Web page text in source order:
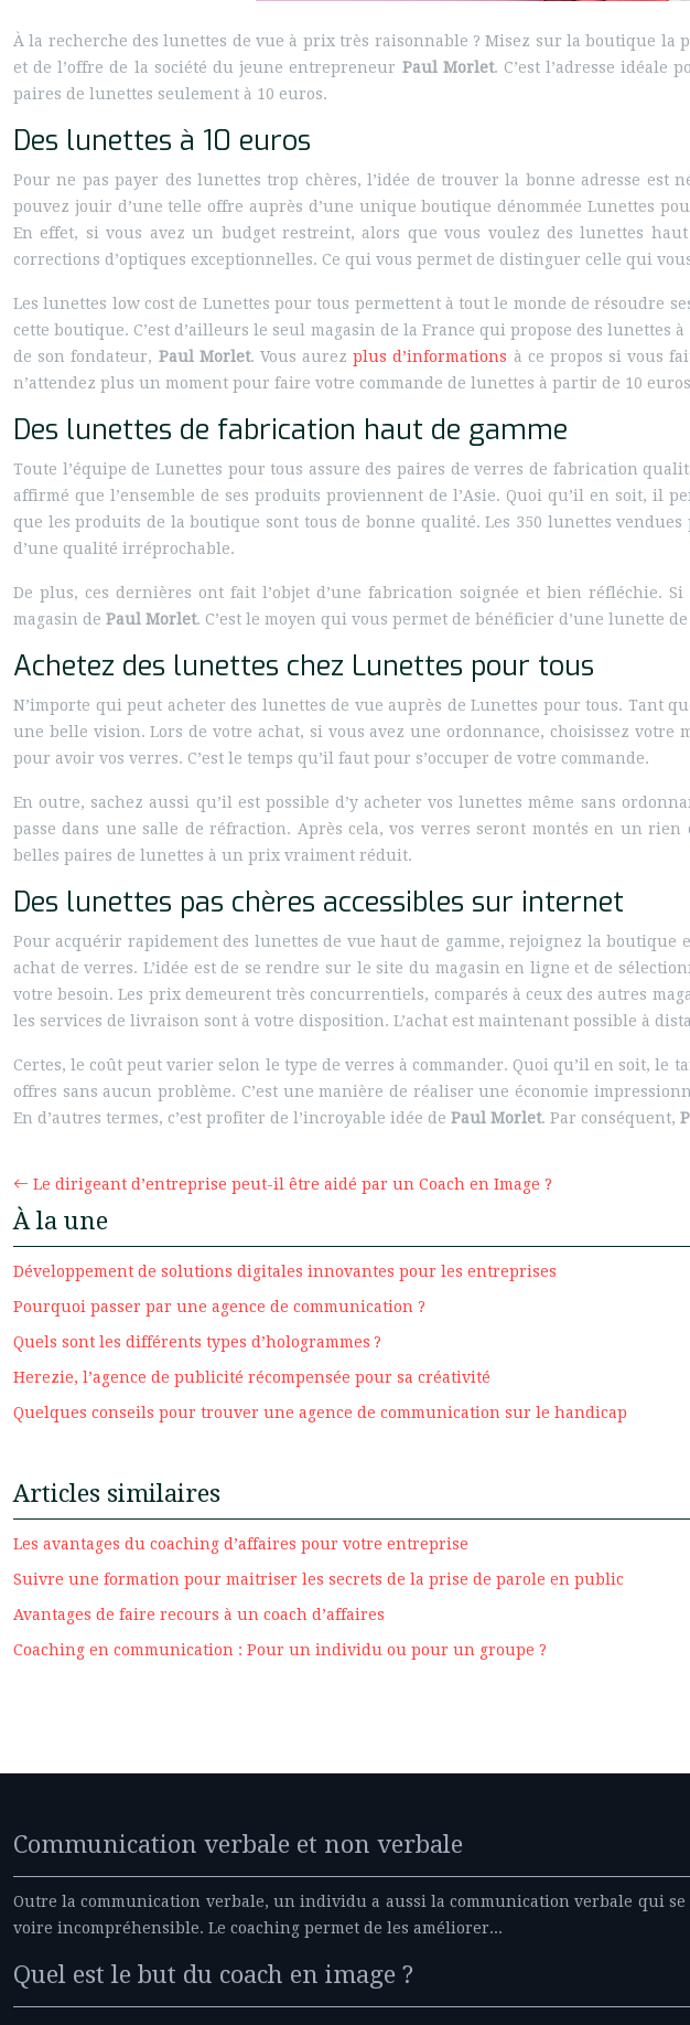
À la recherche des lunettes de vue à prix très raisonnable ? Misez sur la boutique la
et de l’offre de la société du jeune entrepreneur Paul Morlet. C’est l’adresse
paires de lunettes seulement à 10 euros.
Des lunettes à 10 euros
Pour ne pas payer des lunettes trop chères, l’idée de trouver la bonne adresse est
pouvez jouir d’une telle offre auprès d’une unique boutique dénommée Lunettes
En effet, si vous avez un budget restreint, alors que vous voulez des lunettes
corrections d’optiques exceptionnelles. Ce qui vous permet de distinguer celle qui
Les lunettes low cost de Lunettes pour tous permettent à tout le monde de résoudre
cette boutique. C’est d’ailleurs le seul magasin de la France qui propose des
de son fondateur, Paul Morlet. Vous aurezplus d’informations à ce propos si vous
n’attendez plus un moment pour faire votre commande de lunettes à partir de 10
Des lunettes de fabrication haut de gamme
Toute l’équipe de Lunettes pour tous assure des paires de verres de fabrication
affirmé que l’ensemble de ses produits proviennent de l’Asie. Quoi qu’il en soit, il
que les produits de la boutique sont tous de bonne qualité. Les 350 lunettes
d’une qualité irréprochable.
De plus, ces dernières ont fait l’objet d’une fabrication soignée et bien
magasin de Paul Morlet. C’est le moyen qui vous permet de bénéficier d’une lunette
Achetez des lunettes chez Lunettes pour tous
N’importe qui peut acheter des lunettes de vue auprès de Lunettes pour tous. Tant
une belle vision. Lors de votre achat, si vous avez une ordonnance, choisissez
pour avoir vos verres. C’est le temps qu’il faut pour s’occuper de votre commande.
En outre, sachez aussi qu’il est possible d’y acheter vos lunettes même sans
passe dans une salle de réfraction. Après cela, vos verres seront montés en un rien
belles paires de lunettes à un prix vraiment réduit.
Des lunettes pas chères accessibles sur internet
Pour acquérir rapidement des lunettes de vue haut de gamme, rejoignez la
achat de verres. L’idée est de se rendre sur le site du magasin en ligne et de
votre besoin. Les prix demeurent très concurrentiels, comparés à ceux des autres
les services de livraison sont à votre disposition. L’achat est maintenant possible à
Certes, le coût peut varier selon le type de verres à commander. Quoi qu’il en soit, le
offres sans aucun problème. C’est une manière de réaliser une économie
En d’autres termes, c’est profiter de l’incroyable idée de Paul Morlet. Par conséquent,
Le dirigeant d’entreprise peut-il être aidé par un Coach en Image ?
À la une
Développement de solutions digitales innovantes pour les entreprises
Pourquoi passer par une agence de communication ?
Quels sont les différents types d’hologrammes ?
Herezie, l’agence de publicité récompensée pour sa créativité
Quelques conseils pour trouver une agence de communication sur le handicap
Articles similaires
Les avantages du coaching d’affaires pour votre entreprise
Suivre une formation pour maitriser les secrets de la prise de parole en public
Avantages de faire recours à un coach d’affaires
Coaching en communication : Pour un individu ou pour un groupe ?
Communication verbale et non verbale
Outre la communication verbale, un individu a aussi la communication verbale qui
voire incompréhensible. Le coaching permet de les améliorer...
Quel est le but du coach en image ?